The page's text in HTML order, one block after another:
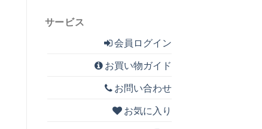
サービス
会員ログイン
お買い物ガイド
お問い合わせ
お気に入り